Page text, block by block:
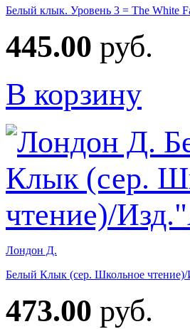
Белый клык. Уровень 3 = The White
445.00 руб.
В корзину
Лондон Д.
Белый Клык (сер. Школьное
473.00 руб.